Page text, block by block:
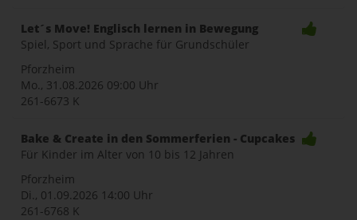
Let´s Move! Englisch lernen in Bewegung
Spiel, Sport und Sprache für Grundschüler
Pforzheim
Mo., 31.08.2026 09:00 Uhr
261-6673 K
Bake & Create in den Sommerferien - Cupcakes
Für Kinder im Alter von 10 bis 12 Jahren
Pforzheim
Di., 01.09.2026 14:00 Uhr
261-6768 K